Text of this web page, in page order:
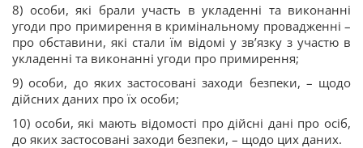
8) особи, які брали участь в укладенні та виконанні
угоди про примирення в кримінальному провадженні –
про обставини, які стали їм відомі у зв’язку з участю в
укладенні та виконанні угоди про примирення;
9) особи, до яких застосовані заходи безпеки, – щодо
дійсних даних про їх особи;
10) особи, які мають відомості про дійсні дані про осіб,
до яких застосовані заходи безпеки, – щодо цих даних.